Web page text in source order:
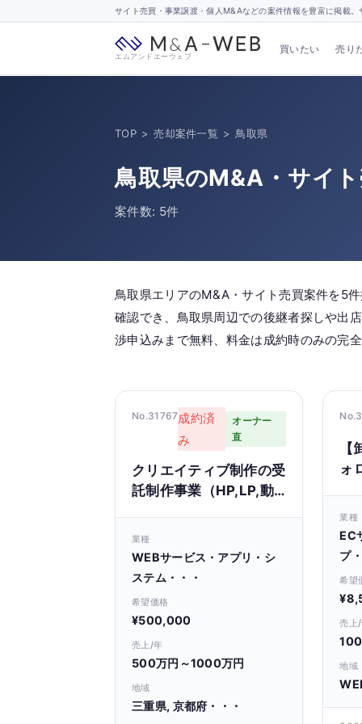
サイト売買・事業譲渡・個人M&Aなどの案件情報を豊富に掲載
エムアンドエーウェブ
買いたい 売り
TOP > 売却案件一覧 > 鳥取県
鳥取県のM&A・サイ
案件数: 5件
鳥取県エリアのM&A・サイト売買案件を5
確認でき、鳥取県周辺での後継者探しや出
渉申込みまで無料、料金は成約時のみの完
No.31767成約済
み
オーナー
直
クリエイティブ制作の受
託制作事業（HP,LP,動
ンなど）
業種
WEBサービス・アプリ・シ
ステム・・・
希望価格
¥500,000
売上/年
500万円～1000万円
地域
三重県, 京都府・・・
ォ
ン
業種
EC
プ
希望
売上
地域